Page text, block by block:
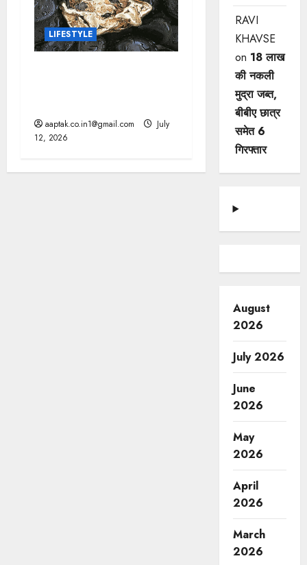
LIFESTYLE
aaptak.co.in1@gmail.com
July
12, 2026
RAVI
KHAVSE
on 18 लाख
की नकली
मुद्रा जब्त,
बीबीए छात्र
समेत 6
गिरफ्तार
August
2026
July 2026
June
2026
May
2026
April
2026
March
2026